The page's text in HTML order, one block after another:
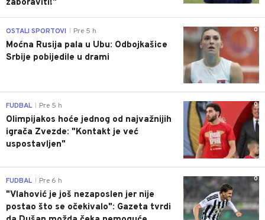
zaboraviti!"
0
OSTALI SPORTOVI Pre 5 h
Moćna Rusija pala u Ubu: Odbojkašice
Srbije pobijedile u drami
0
FUDBAL Pre 5 h
Olimpijakos hoće jednog od najvažnijih
igrača Zvezde: "Kontakt je već
uspostavljen"
0
FUDBAL Pre 6 h
"Vlahović je još nezaposlen jer nije
postao što se očekivalo": Gazeta tvrdi